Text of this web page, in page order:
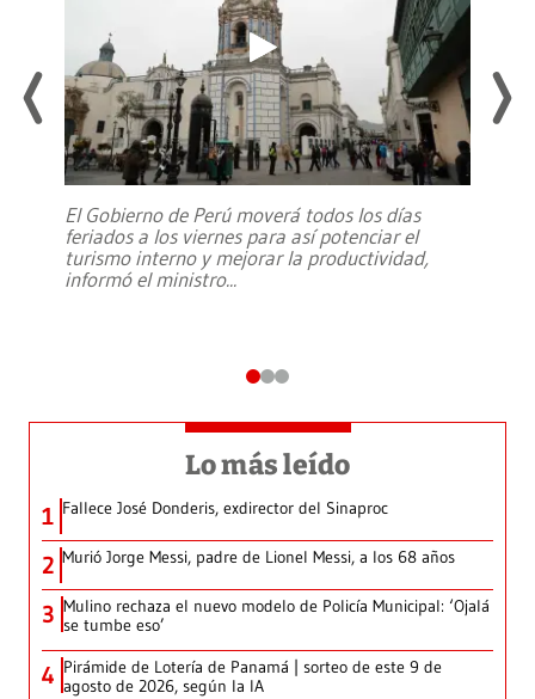
El Gobierno de Perú moverá todos los días
feriados a los viernes para así potenciar el
turismo interno y mejorar la productividad,
informó el ministro...
Lo más leído
1 Fallece José Donderis, exdirector del Sinaproc
2 Murió Jorge Messi, padre de Lionel Messi, a los 68 años
3 Mulino rechaza el nuevo modelo de Policía Municipal: ‘Ojalá
se tumbe eso’
4 Pirámide de Lotería de Panamá | sorteo de este 9 de
agosto de 2026, según la IA